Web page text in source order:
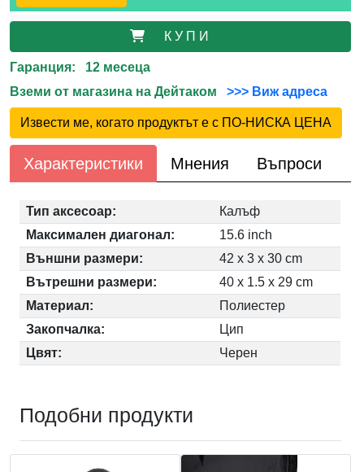
К У П И
Гаранция: 12 месеца
Вземи от магазина на Дейтаком
>>> Виж адреса
Извести ме, когато продуктът е с ПО-НИСКА ЦЕНА
Характеристики Мнения Въпроси
Тип аксесоар:
Калъф
Максимален диагонал:
15.6 inch
Външни размери:
42 x 3 x 30 cm
Вътрешни размери:
40 x 1.5 x 29 cm
Материал:
Полиестер
Закопчалка:
Цип
Цвят:
Черен
Подобни продукти